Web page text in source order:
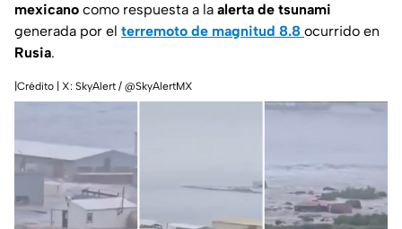
mexicano como respuesta a la alerta de tsunami
generada por el terremoto de magnitud 8.8 ocurrido en
Rusia.
|Crédito | X: SkyAlert / @SkyAlertMX